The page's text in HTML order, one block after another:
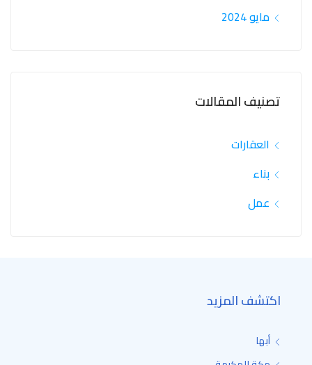
مايو 2024
تصنيف المقالات
العقارات
بناء
عمل
اكتشف المزيد
أبها